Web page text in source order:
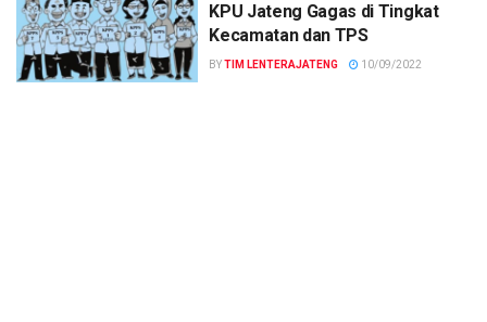
KPU Jateng Gagas di Tingkat
Kecamatan dan TPS
BYTIM LENTERAJATENG 10/09/2022